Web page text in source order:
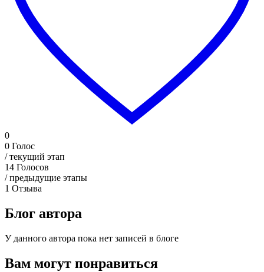
0
0 Голос
/ текущий этап
14 Голосов
/ предыдущие этапы
1 Отзыва
Блог автора
У данного автора пока нет записей в блоге
Вам могут понравиться